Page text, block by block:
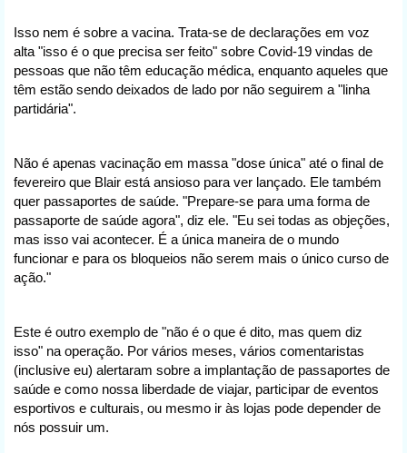
Isso nem é sobre a vacina. Trata-se de declarações em voz
alta "isso é o que precisa ser feito" sobre Covid-19 vindas de
pessoas que não têm educação médica, enquanto aqueles que
têm estão sendo deixados de lado por não seguirem a "linha
partidária".
Não é apenas vacinação em massa "dose única" até o final de
fevereiro que Blair está ansioso para ver lançado. Ele também
quer passaportes de saúde. "Prepare-se para uma forma de
passaporte de saúde agora", diz ele. "Eu sei todas as objeções,
mas isso vai acontecer. É a única maneira de o mundo
funcionar e para os bloqueios não serem mais o único curso de
ação."
Este é outro exemplo de "não é o que é dito, mas quem diz
isso" na operação. Por vários meses, vários comentaristas
(inclusive eu) alertaram sobre a implantação de passaportes de
saúde e como nossa liberdade de viajar, participar de eventos
esportivos e culturais, ou mesmo ir às lojas pode depender de
nós possuir um.